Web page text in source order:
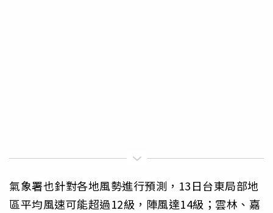
氣象署也針對各地風勢進行預測，13日台東局部地
區平均風速可能超過12級，陣風達14級；雲林、嘉